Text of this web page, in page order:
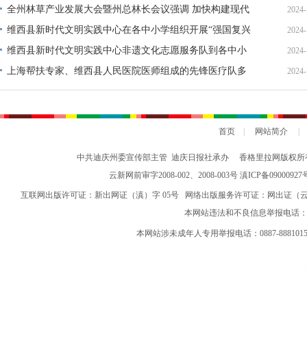
拉”活动启动
全州林草产业发展大会暨州总林长会议强调 加快构建现代
林草产业体系 推动林草产业高质量发展
维西县新时代文明实践中心在各中小学组织开展“强国复兴
有我——共庆华诞·筑梦未来”国学经典诵读文明实践活动
维西县新时代文明实践中心非遗文化志愿服务队到各中小
学开展“非遗进校园、文化润心田”文明实践活动
上海帮扶专家、维西县人民医院医师组成的先锋医疗队多
次深入村组开展巡回医疗志愿服务活动